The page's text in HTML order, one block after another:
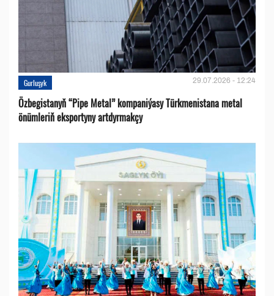
Gurluşyk 29.07.2026 - 12:24
Özbegistanyň “Pipe Metal” kompaniýasy Türkmenistana metal
önümleriň eksportyny artdyrmakçy